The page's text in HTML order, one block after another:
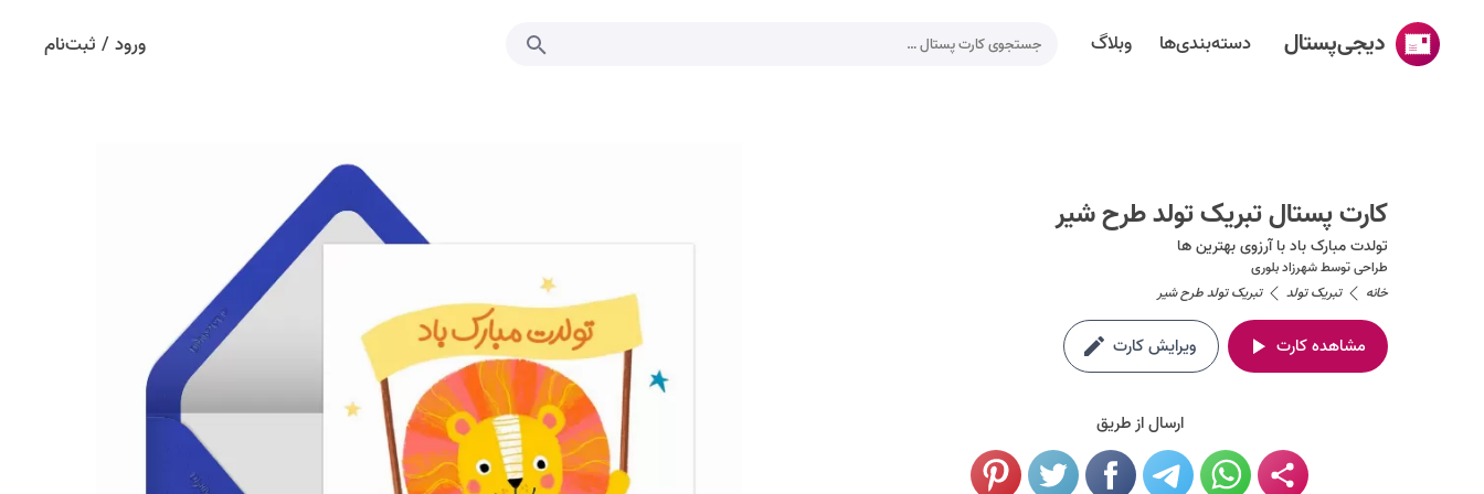
دیجی‌پستال دسته‌بندی‌ها وبلاگ ورود / ثبت‌نام
دسته‌بندی‌ها
تقویم مناسبت ها
کارت پستال تبریک تولد طرح شیر
تولدت مبارک باد با آرزوی بهترین ها
طراحی توسطشهرزاد بلوری
خانه
تبریک تولد تبریک تولد طرح شیر
مشاهده کارت ویرایش کارت
ارسال از طریق